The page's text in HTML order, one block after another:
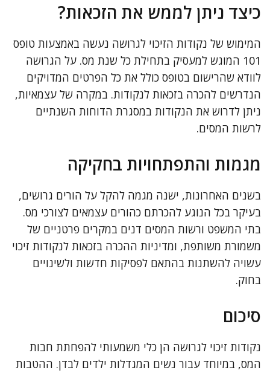
כיצד ניתן לממש את הזכאות?
המימוש של נקודות הזיכוי לגרושה נעשה באמצעות טופס
101 המוגש למעסיק בתחילת כל שנת מס. על הגרושה
לוודא שהרישום בטופס כולל את כל הפרטים המדויקים
הנדרשים להכרה בזכאות לנקודות. במקרה של עצמאיות,
ניתן לדרוש את הנקודות במסגרת הדוחות השנתיים
לרשות המסים.
מגמות והתפתחויות בחקיקה
בשנים האחרונות, ישנה מגמה להקל על הורים גרושים,
בעיקר בכל הנוגע להכרתם כהורים עצמאים לצורכי מס.
בתי המשפט ורשות המסים דנים במקרים פרטניים של
משמורת משותפת, ומדיניות ההכרה בזכאות לנקודות זיכוי
עשויה להשתנות בהתאם לפסיקות חדשות ולשינויים
בחוק.
סיכום
נקודות זיכוי לגרושה הן כלי משמעותי להפחתת חבות
המס, במיוחד עבור נשים המגדלות ילדים לבדן. ההטבות